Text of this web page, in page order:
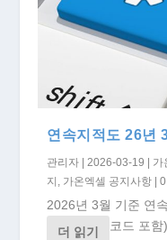
1.13.6 업데이트 안
재선충 시공 감리회
2017 대한민국 목
1.6.0 업데이트 안
유료서비스 전환 안
연속지적도 26년
관리자 |2026-03-19 가
지 , 가온엑셀 공지사항 |
2026년 3월 기준 연
코드 포함)
더 읽기